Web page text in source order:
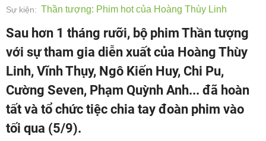
Sự kiện: Thần tượng: Phim hot của Hoàng Thùy Linh
Sau hơn 1 tháng rưỡi, bộ phim Thần tượng
với sự tham gia diễn xuất của Hoàng Thùy
Linh, Vĩnh Thụy, Ngô Kiến Huy, Chi Pu,
Cường Seven, Phạm Quỳnh Anh... đã hoàn
tất và tổ chức tiệc chia tay đoàn phim vào
tối qua (5/9).